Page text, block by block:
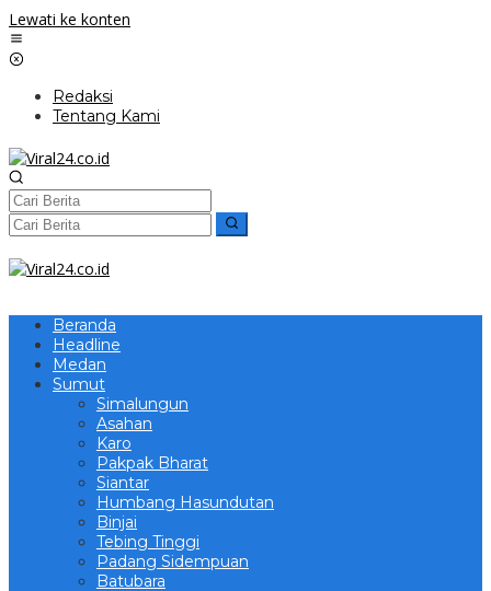
Lewati ke konten
Redaksi
Tentang Kami
Beranda
Headline
Medan
Sumut
Simalungun
Asahan
Karo
Pakpak Bharat
Siantar
Humbang Hasundutan
Binjai
Tebing Tinggi
Padang Sidempuan
Batubara